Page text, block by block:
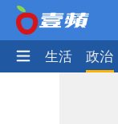
尚 生活 政治